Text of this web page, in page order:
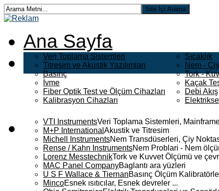
Ana Sayfa
Veri Toplama Sistemleri
Titreşim ve Akustik Yazılımları
Basınç
İvme
Fiber Optik Test ve Ölçüm Cihazları
Kalibrasyon Cihazları
Sıcaklık
Nem -
Tork -
Kaçak
Debi Akış
VTI InstrumentsVeri Toplama Sistemleri,
M+P International Akustik ve Titresim
Michell InstrumentsNem Transdüserleri, Çiy
Rense / Kahn InstrumentsNem Problari - Nem
Lorenz MesstechnikTork ve Kuvvet Ölçümü ve
MAC Panel CompanyBaglantı ara yüzleri
U S F Wallace & TiernanBasınç Ölçüm
MincoEsnek ısıtıcılar, Esnek devreler ...